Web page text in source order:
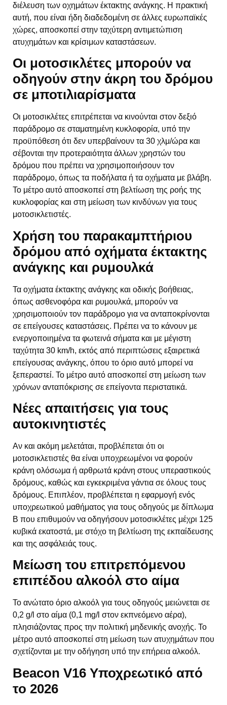
διέλευση των οχημάτων έκτακτης ανάγκης. Η πρακτική
αυτή, που είναι ήδη διαδεδομένη σε άλλες ευρωπαϊκές
χώρες, αποσκοπεί στην ταχύτερη αντιμετώπιση
ατυχημάτων και κρίσιμων καταστάσεων.
Οι μοτοσικλέτες μπορούν να
οδηγούν στην άκρη του δρόμου
σε μποτιλιαρίσματα
Οι μοτοσικλέτες επιτρέπεται να κινούνται στον δεξιό
παράδρομο σε σταματημένη κυκλοφορία, υπό την
προϋπόθεση ότι δεν υπερβαίνουν τα 30 χλμ/ώρα και
σέβονται την προτεραιότητα άλλων χρηστών του
δρόμου που πρέπει να χρησιμοποιήσουν τον
παράδρομο, όπως τα ποδήλατα ή τα οχήματα με βλάβη.
Το μέτρο αυτό αποσκοπεί στη βελτίωση της ροής της
κυκλοφορίας και στη μείωση των κινδύνων για τους
μοτοσικλετιστές.
Χρήση του παρακαμπτήριου
δρόμου από οχήματα έκτακτης
ανάγκης και ρυμουλκά
Τα οχήματα έκτακτης ανάγκης και οδικής βοήθειας,
όπως ασθενοφόρα και ρυμουλκά, μπορούν να
χρησιμοποιούν τον παράδρομο για να ανταποκρίνονται
σε επείγουσες καταστάσεις. Πρέπει να το κάνουν με
ενεργοποιημένα τα φωτεινά σήματα και με μέγιστη
ταχύτητα 30 km/h, εκτός από περιπτώσεις εξαιρετικά
επείγουσας ανάγκης, όπου το όριο αυτό μπορεί να
ξεπεραστεί. Το μέτρο αυτό αποσκοπεί στη μείωση των
χρόνων ανταπόκρισης σε επείγοντα περιστατικά.
Νέες απαιτήσεις για τους
αυτοκινητιστές
Αν και ακόμη μελετάται, προβλέπεται ότι οι
μοτοσικλετιστές θα είναι υποχρεωμένοι να φορούν
κράνη ολόσωμα ή αρθρωτά κράνη στους υπεραστικούς
δρόμους, καθώς και εγκεκριμένα γάντια σε όλους τους
δρόμους. Επιπλέον, προβλέπεται η εφαρμογή ενός
υποχρεωτικού μαθήματος για τους οδηγούς με δίπλωμα
Β που επιθυμούν να οδηγήσουν μοτοσικλέτες μέχρι 125
κυβικά εκατοστά, με στόχο τη βελτίωση της εκπαίδευσης
και της ασφάλειάς τους.
Μείωση του επιτρεπόμενου
επιπέδου αλκοόλ στο αίμα
Το ανώτατο όριο αλκοόλ για τους οδηγούς μειώνεται σε
0,2 g/l στο αίμα (0,1 mg/l στον εκπνεόμενο αέρα),
πλησιάζοντας προς την πολιτική μηδενικής ανοχής. Το
μέτρο αυτό αποσκοπεί στη μείωση των ατυχημάτων που
σχετίζονται με την οδήγηση υπό την επήρεια αλκοόλ.
Beacon V16 Υποχρεωτικό από
το 2026